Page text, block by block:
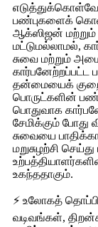
பண்புகளைக்
ஆக்ஸிஜன் மற்றும்
மட்டுமல்லாமல்,
சுவை மற்றும்
கார்பனேற்றப்பட்ட
தன்மையைக்
பொருட்களின்
பொதுவாக
சேமிக்கும் போது
சுவையை
மறுசுழற்சி
உகந்ததாகும்.
⚡ உலோகத்
வடிவங்கள்,